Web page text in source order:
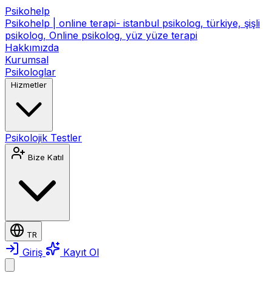
Psikohelp
Psikohelp | online terapi- istanbul psikolog, türkiye, şişli
psikolog, Online psikolog, yüz yüze terapi
Hakkımızda
Kurumsal
Psikologlar
Hizmetler
Psikolojik Testler
Bize Katıl
TR
Giriş Kayıt Ol